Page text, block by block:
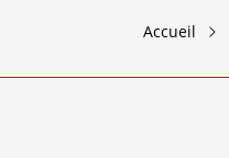
Accueil